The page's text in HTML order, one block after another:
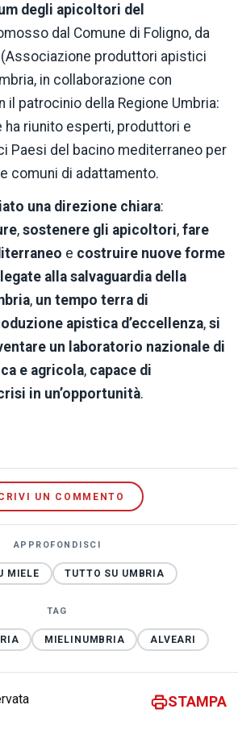
degli apicoltori del
dal Comune di Foligno, da
(Associazione produttori apistici
in collaborazione con
il patrocinio della Regione Umbria:
ha riunito esperti, produttori e
Paesi del bacino mediterraneo per
comuni di adattamento.
una direzione chiara:
, sostenere gli apicoltori, fare
e costruire nuove forme
alla salvaguardia della
, un tempo terra di
apistica d’eccellenza, si
un laboratorio nazionale di
e agricola, capace di
in un’opportunità.
UN COMMENTO
APPROFONDISCI
MIELE TUTTO SU UMBRIA
TAG
MIELINUMBRIA ALVEARI
STAMPA